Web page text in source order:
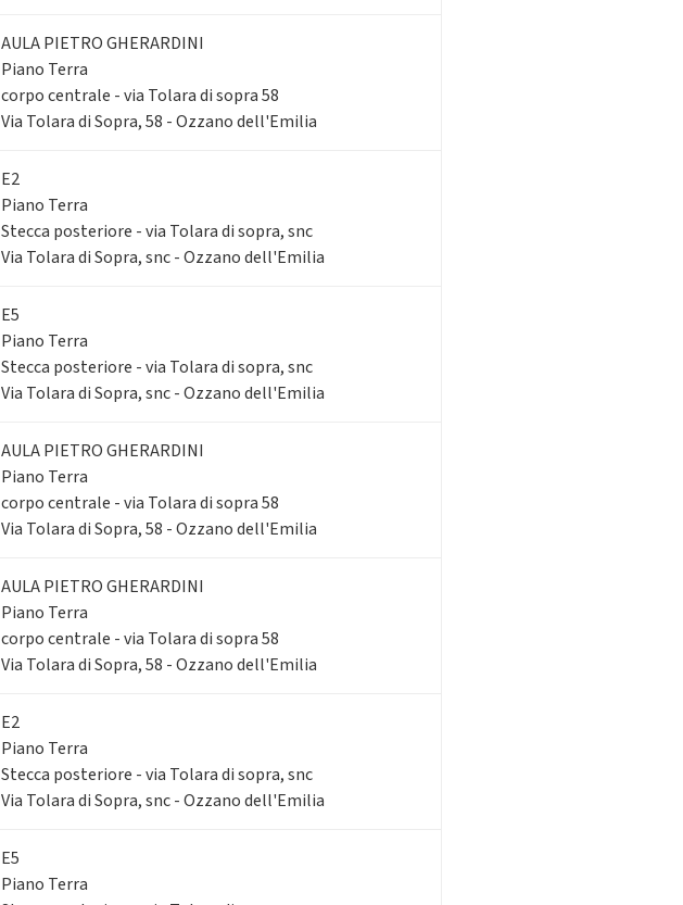
AULA PIETRO GHERARDINI
Piano Terra
corpo centrale - via Tolara di sopra 58
Via Tolara di Sopra, 58 - Ozzano dell'Emilia
E2
Piano Terra
Stecca posteriore - via Tolara di sopra, snc
Via Tolara di Sopra, snc - Ozzano dell'Emilia
E5
Piano Terra
Stecca posteriore - via Tolara di sopra, snc
Via Tolara di Sopra, snc - Ozzano dell'Emilia
AULA PIETRO GHERARDINI
Piano Terra
corpo centrale - via Tolara di sopra 58
Via Tolara di Sopra, 58 - Ozzano dell'Emilia
AULA PIETRO GHERARDINI
Piano Terra
corpo centrale - via Tolara di sopra 58
Via Tolara di Sopra, 58 - Ozzano dell'Emilia
E2
Piano Terra
Stecca posteriore - via Tolara di sopra, snc
Via Tolara di Sopra, snc - Ozzano dell'Emilia
E5
Piano Terra